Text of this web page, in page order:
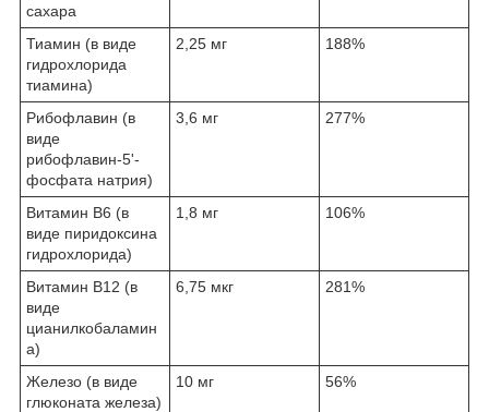
сахара
Тиамин (в виде
гидрохлорида
тиамина)
2,25 мг 188%
Рибофлавин (в
виде
рибофлавин-5'-
фосфата натрия)
3,6 мг 277%
Витамин В6 (в
виде пиридоксина
гидрохлорида)
1,8 мг 106%
Витамин В12 (в
виде
цианилкобаламин
а)
6,75 мкг 281%
Железо (в виде
глюконата железа)
10 мг 56%